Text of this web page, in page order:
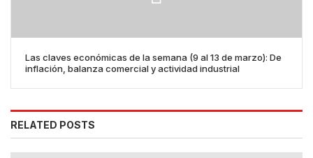
Las claves económicas de la semana (9 al 13 de marzo): De
inflación, balanza comercial y actividad industrial
RELATED POSTS